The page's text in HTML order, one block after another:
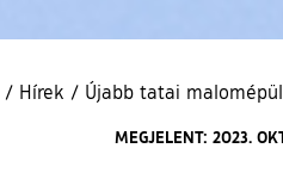
/ Hírek / Újabb tatai
MEGJELENT: 2023.